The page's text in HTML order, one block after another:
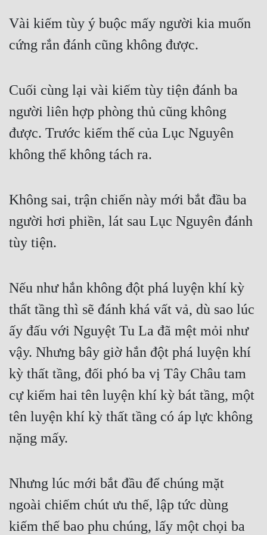
Vài kiếm tùy ý buộc mấy người kia muốn
cứng rắn đánh cũng không được.
Cuối cùng lại vài kiếm tùy tiện đánh ba
người liên hợp phòng thủ cũng không
được. Trước kiếm thế của Lục Nguyên
không thể không tách ra.
Không sai, trận chiến này mới bắt đầu ba
người hơi phiền, lát sau Lục Nguyên đánh
tùy tiện.
Nếu như hắn không đột phá luyện khí kỳ
thất tầng thì sẽ đánh khá vất vả, dù sao lúc
ấy đấu với Nguyệt Tu La đã mệt mỏi như
vậy. Nhưng bây giờ hắn đột phá luyện khí
kỳ thất tầng, đối phó ba vị Tây Châu tam
cự kiếm hai tên luyện khí kỳ bát tầng, một
tên luyện khí kỳ thất tầng có áp lực không
nặng mấy.
Nhưng lúc mới bắt đầu để chúng mặt
ngoài chiếm chút ưu thế, lập tức dùng
kiếm thế bao phu chúng, lấy một chọi ba